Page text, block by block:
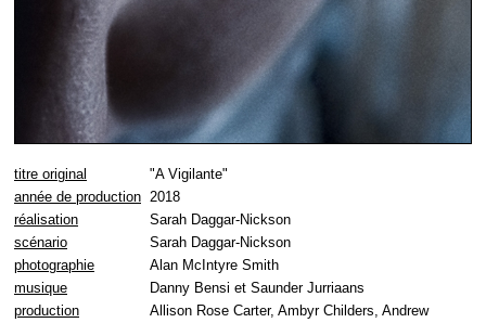
titre original
"A Vigilante"
année de production 2018
réalisation
Sarah Daggar-Nickson
scénario
Sarah Daggar-Nickson
photographie
Alan McIntyre Smith
musique
Danny Bensi et Saunder Jurriaans
production
Allison Rose Carter, Ambyr Childers, Andrew